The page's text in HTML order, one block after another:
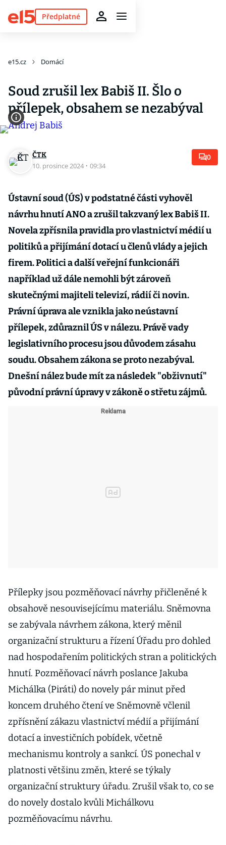
Předplatné
e15.cz Domácí
Soud zrušil lex Babiš II. Šlo o
přílepek, obsahem se nezabýval
ČTK
10. prosince 2024 · 09:34
0
Ústavní soud (ÚS) v podstatné části vyhověl
návrhu hnutí ANO a zrušil takzvaný lex Babiš II.
Novela zpřísnila pravidla pro vlastnictví médií u
politiků a přijímání dotací u členů vlády a jejich
firem. Politici a další veřejní funkcionáři
například už dále nemohli být zároveň
skutečnými majiteli televizí, rádií či novin.
Právní úprava ale vznikla jako neústavní
přílepek, zdůraznil ÚS v nálezu. Právě vady
legislativního procesu jsou důvodem zásahu
soudu. Obsahem zákona se proto nezabýval.
Dnešní nález bude mít za následek "obživnutí"
původní právní úpravy v zákoně o střetu zájmů.
Přílepky jsou pozměňovací návrhy přičleněné k
obsahově nesouvisejícímu materiálu. Sněmovna
se zabývala návrhem zákona, který měnil
organizační strukturu a řízení Úřadu pro dohled
nad hospodařením politických stran a politických
hnutí. Pozměňovací návrh poslance Jakuba
Michálka (Piráti) do novely pár minut před
koncem druhého čtení ve Sněmovně včlenil
zpřísnění zákazu vlastnictví médií a přijímání
dotací a investičních pobídek, včetně
mechanismu kontroly a sankcí. ÚS ponechal v
platnosti většinu změn, které se týkaly
organizační struktury úřadu. Zrušil však to, co se
do novely dostalo kvůli Michálkovu
pozměňovacímu návrhu.